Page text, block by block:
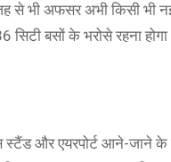
भी अफसर अभी किसी भी नई
बसों के भरोसे रहना
और एयरपोर्ट आने-जाने के